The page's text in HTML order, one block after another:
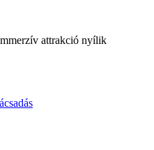
attrakció nyílik